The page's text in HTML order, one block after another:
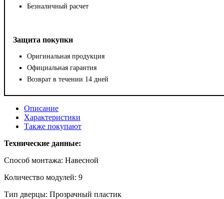
Безналичный расчет
Защита покупки
Оригинальная продукция
Официальная гарантия
Возврат в течении 14 дней
Описание
Характеристики
Также покупают
Технические данные:
Способ монтажа: Навесной
Количество модулей: 9
Тип дверцы: Прозрачный пластик